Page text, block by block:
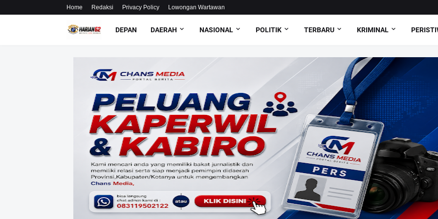
Home Redaksi Privacy Policy Lowongan Wartawan
DEPAN DAERAH NASIONAL POLITIK TERBARU KRIMINAL